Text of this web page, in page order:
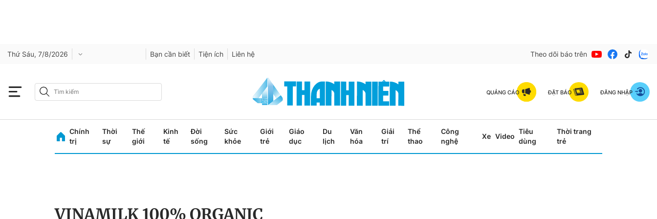
Thứ Sáu, 7/8/2026 Bạn cần biết Tiện ích Liên hệ Theo dõi báo trên
QUẢNG CÁO ĐẶT BÁO ĐĂNG NHẬP
Chính
trị
Thời
sự
Thế
giới
Kinh
tế
Đời
sống
Sức
khỏe
Giới
trẻ
Giáo
dục
Du
lịch
Văn
hóa
Giải
trí
Thể
thao
Công
nghệ
Xe Video
Tiêu
dùng
Thời trang
trẻ
VINAMILK 100% ORGANIC